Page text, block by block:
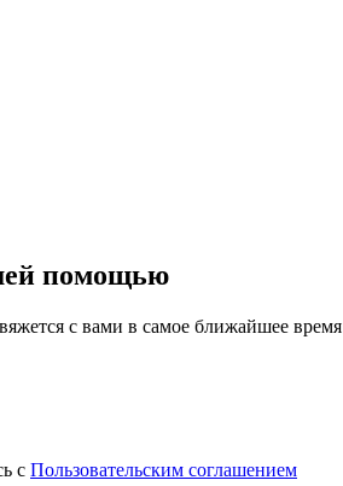
помощью
с вами в самое ближайшее время
с Пользовательским соглашением